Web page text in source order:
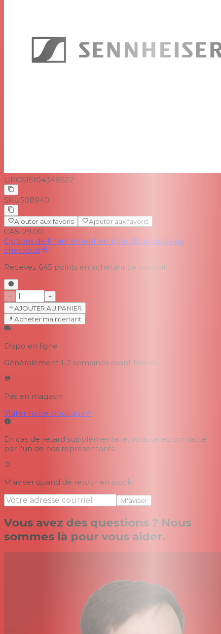
UPC615104348622
SKU508940
Ajouter aux favoris Ajouter aux favoris
CA$129.00
Options de financement en ligne disponibles au
checkout
Recevez 645 points en achetant ce produit
−
+
AJOUTER AU PANIER
Acheter maintenant
Dispo en ligne
Généralement 1-2 semaines avant l'envoi
Pas en magasin
Visiter notre boutique↗
En cas de retard supplémentaire, vous serez contacté
par l'un de nos représentants.
M'aviser quand de retour en stock
M'aviser
Vous avez des questions ? Nous
sommes là pour vous aider.